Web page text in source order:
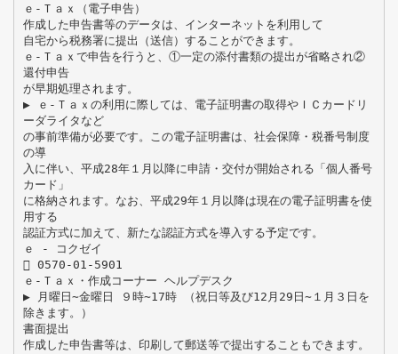
ｅ‐Ｔａｘ（電子申告）
作成した申告書等のデータは、インターネットを利用して
自宅から税務署に提出（送信）することができます。
ｅ‐Ｔａｘで申告を行うと、①一定の添付書類の提出が省略され②
還付申告
が早期処理されます。
▶ ｅ-Ｔａｘの利用に際しては、電子証明書の取得やＩＣカードリ
ーダライタなど
の事前準備が必要です。この電子証明書は、社会保障・税番号制度
の導
入に伴い、平成28年１月以降に申請・交付が開始される「個人番号
カード」
に格納されます。なお、平成29年１月以降は現在の電子証明書を使
用する
認証方式に加えて、新たな認証方式を導入する予定です。
ｅ ‐ コクゼイ
 0570-01-5901
ｅ‐Ｔａｘ・作成コーナー ヘルプデスク
▶ 月曜日∼金曜日 ９時∼17時 （祝日等及び12月29日∼１月３日を
除きます。）
書面提出
作成した申告書等は、印刷して郵送等で提出することもできます。